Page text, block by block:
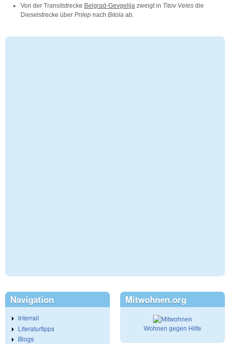
Von der Transitstrecke Belgrad-Gevgelija zweigt in Titov Veles die
Dieselstrecke über Prilep nach Bitola ab.
Navigation
Interrail
Literaturtipps
Blogs
Mitwohnen.org
Wohnen gegen Hilfe